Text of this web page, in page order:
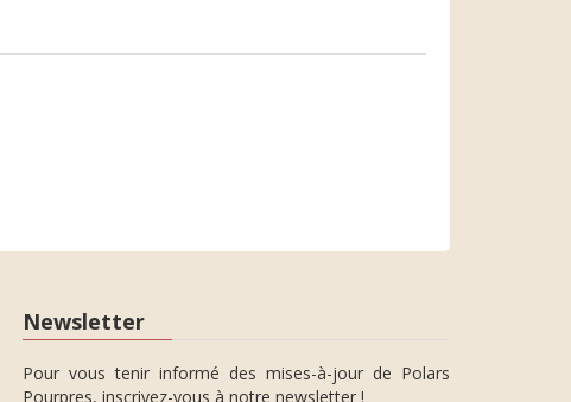
Newsletter
Pour vous tenir informé des mises-à-jour de Polars
Pourpres, inscrivez-vous à notre newsletter !